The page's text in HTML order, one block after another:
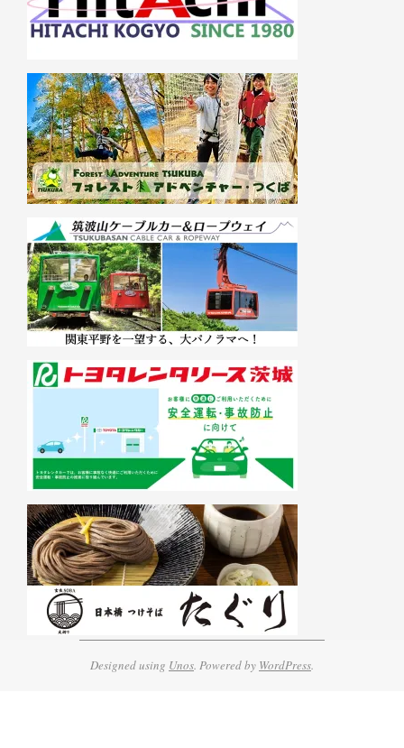
Designed using Unos. Powered by WordPress.